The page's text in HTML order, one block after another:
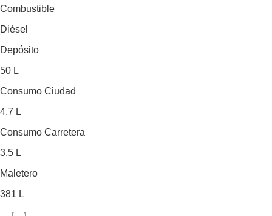
Combustible
Diésel
Depósito
50 L
Consumo Ciudad
4.7 L
Consumo Carretera
3.5 L
Maletero
381 L